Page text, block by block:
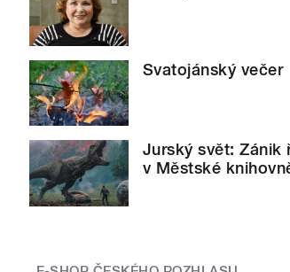
Svatojánský večer
Jurský svět: Zánik
v Městské